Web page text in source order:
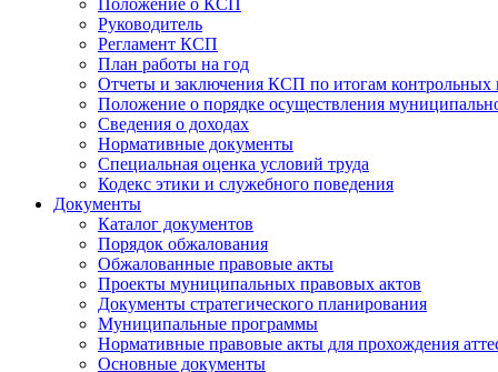
Положение о КСП
Руководитель
Регламент КСП
План работы на год
Отчеты и заключения КСП по итогам контрольных
Положение о порядке осуществления
Сведения о доходах
Нормативные документы
Специальная оценка условий труда
Кодекс этики и служебного поведения
Документы
Каталог документов
Порядок обжалования
Обжалованные правовые акты
Проекты муниципальных правовых актов
Документы стратегического планирования
Муниципальные программы
Нормативные правовые акты для прохождения
Основные документы